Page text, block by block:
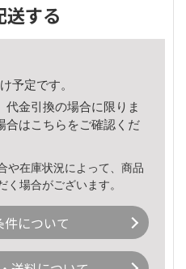
送する
予定です。
金引換の場合に限りま
合はこちら をご確認くだ
や在庫状況によって、商品
く場合がございます。
について